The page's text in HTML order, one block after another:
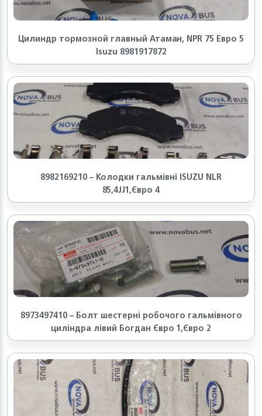
Цилиндр тормозной главный Атаман, NPR 75 Евро 5
Isuzu 8981917872
8982169210 – Колодки гальмівні ISUZU NLR
85,4JJ1,Євро 4
8973497410 – Болт шестерні робочого гальмівного
циліндра лівий Богдан Євро 1,Євро 2